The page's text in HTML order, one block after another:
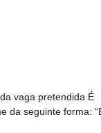
vaga pretendida É
da seguinte forma: